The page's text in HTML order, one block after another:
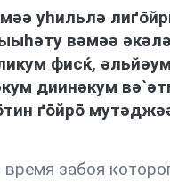
уhильлə
вəмəə
фисќ,
диинəкум
ґōйрō
забоя